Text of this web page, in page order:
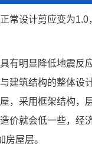
常设计剪应变为
有明显降低地震反
建筑结构的整体设
，采用框架结构，
价就会低一些，经
房屋层。